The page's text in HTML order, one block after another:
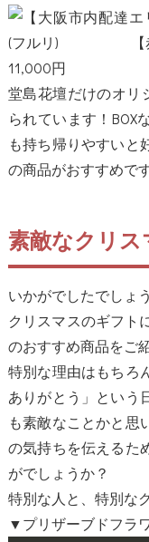
11,000円
堂島花壇だけのオリ
られています！BOX
も持ち帰りやすいと
の商品がおすすめで
素敵なクリ
いかがでしたでしょう
クリスマスのギフト
のおすすめ商品をご
特別な理由はもちろ
ありがとう」という
も素敵なことかと思
の気持ちを伝えるた
がでしょうか？
特別な人と、特別な
▼プリザーブドフラ